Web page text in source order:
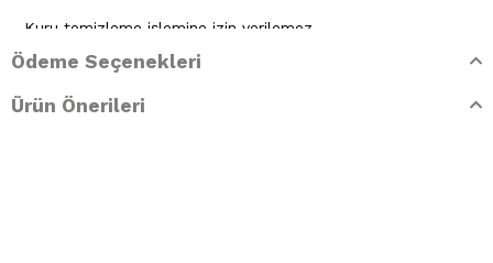
- Kuru temizleme işlemine izin verilemez.
- Lekelerin çözücülerle giderilmesine izin verilmez
Ödeme Seçenekleri
Ürün Önerileri